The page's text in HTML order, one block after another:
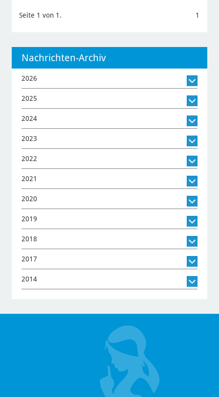
Seite 1 von 1. 1
Nachrichten-Archiv
2026
2025
2024
2023
2022
2021
2020
2019
2018
2017
2014